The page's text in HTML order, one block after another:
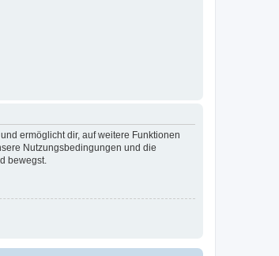
ermöglicht dir, auf weitere Funktionen
Nutzungsbedingungen und die
bewegst.